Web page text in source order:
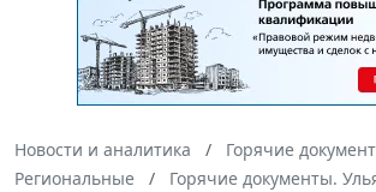
Новости и аналитика
Горячие
Региональные
Горячие документы.